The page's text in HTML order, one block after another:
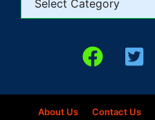
About Us Contact Us